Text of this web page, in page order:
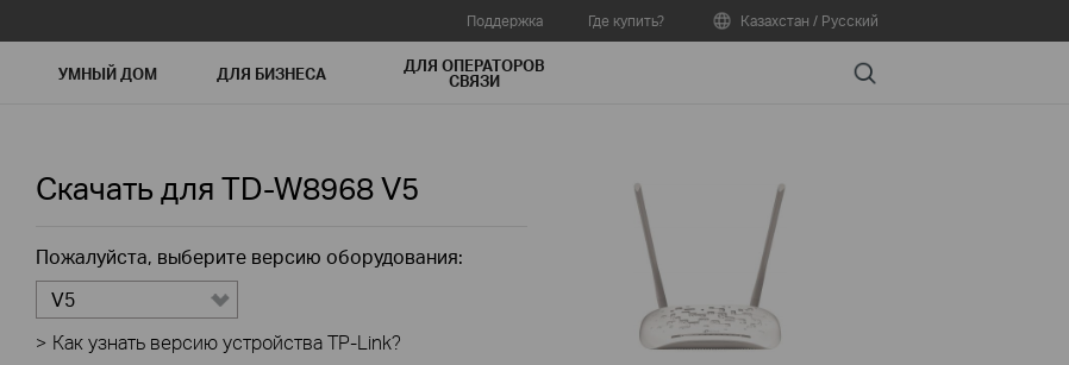
Поддержка Где купить? Казахстан / Русский
УМНЫЙ ДОМ ДЛЯ БИЗНЕСА ДЛЯ ОПЕРАТОРОВ
СВЯЗИ Search
Скачать для TD-W8968V5
Пожалуйста, выберите версию оборудования:
V5
> Как узнать версию устройства TP-Link?